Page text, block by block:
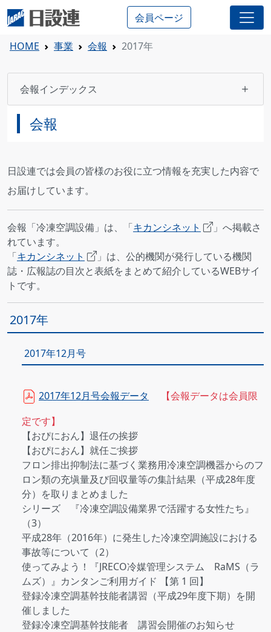
会員ページ
HOME 事業 会報 2017年
会報インデックス
会報
日設連では会員の皆様のお役に立つ情報を充実した内容で
お届けしています。
会報「冷凍空調設備」は、「キカンシネット
」へ掲載さ
れています。
「キカンシネット
」は、公的機関が発行している機関
誌・広報誌の目次と表紙をまとめて紹介しているWEBサイ
トです。
2017年
2017年12月号
2017年12月号会報データ
【会報データは会員限
定です】
【おぴにおん】退任の挨拶
【おぴにおん】就任ご挨拶
フロン排出抑制法に基づく業務用冷凍空調機器からのフ
ロン類の充塡量及び回収量等の集計結果（平成28年度
分）を取りまとめました
シリーズ 『冷凍空調設備業界で活躍する女性たち』
（3）
平成28年（2016年）に発生した冷凍空調施設における
事故等について（2）
使ってみよう！『JRECO冷媒管理システム RaMS（ラ
ムズ）』カンタンご利用ガイド 【第 1 回】
登録冷凍空調基幹技能者講習（平成29年度下期）を開
催しました
登録冷凍空調基幹技能者 講習会開催のお知らせ